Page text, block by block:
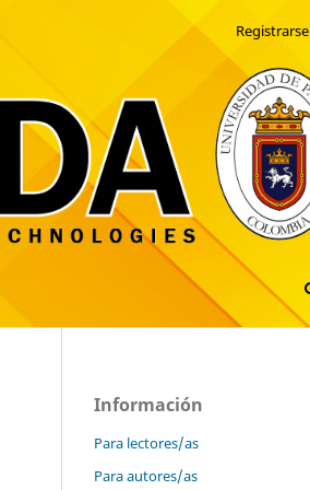
Registrarse
Información
Para lectores/as
Para autores/as